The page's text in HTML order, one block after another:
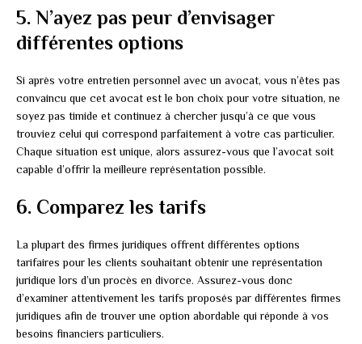
5. N’ayez pas peur d’envisager
différentes options
Si après votre entretien personnel avec un avocat, vous n’êtes pas
convaincu que cet avocat est le bon choix pour votre situation, ne
soyez pas timide et continuez à chercher jusqu’à ce que vous
trouviez celui qui correspond parfaitement à votre cas particulier.
Chaque situation est unique, alors assurez-vous que l’avocat soit
capable d’offrir la meilleure représentation possible.
6. Comparez les tarifs
La plupart des firmes juridiques offrent différentes options
tarifaires pour les clients souhaitant obtenir une représentation
juridique lors d’un procès en divorce. Assurez-vous donc
d’examiner attentivement les tarifs proposés par différentes firmes
juridiques afin de trouver une option abordable qui réponde à vos
besoins financiers particuliers.